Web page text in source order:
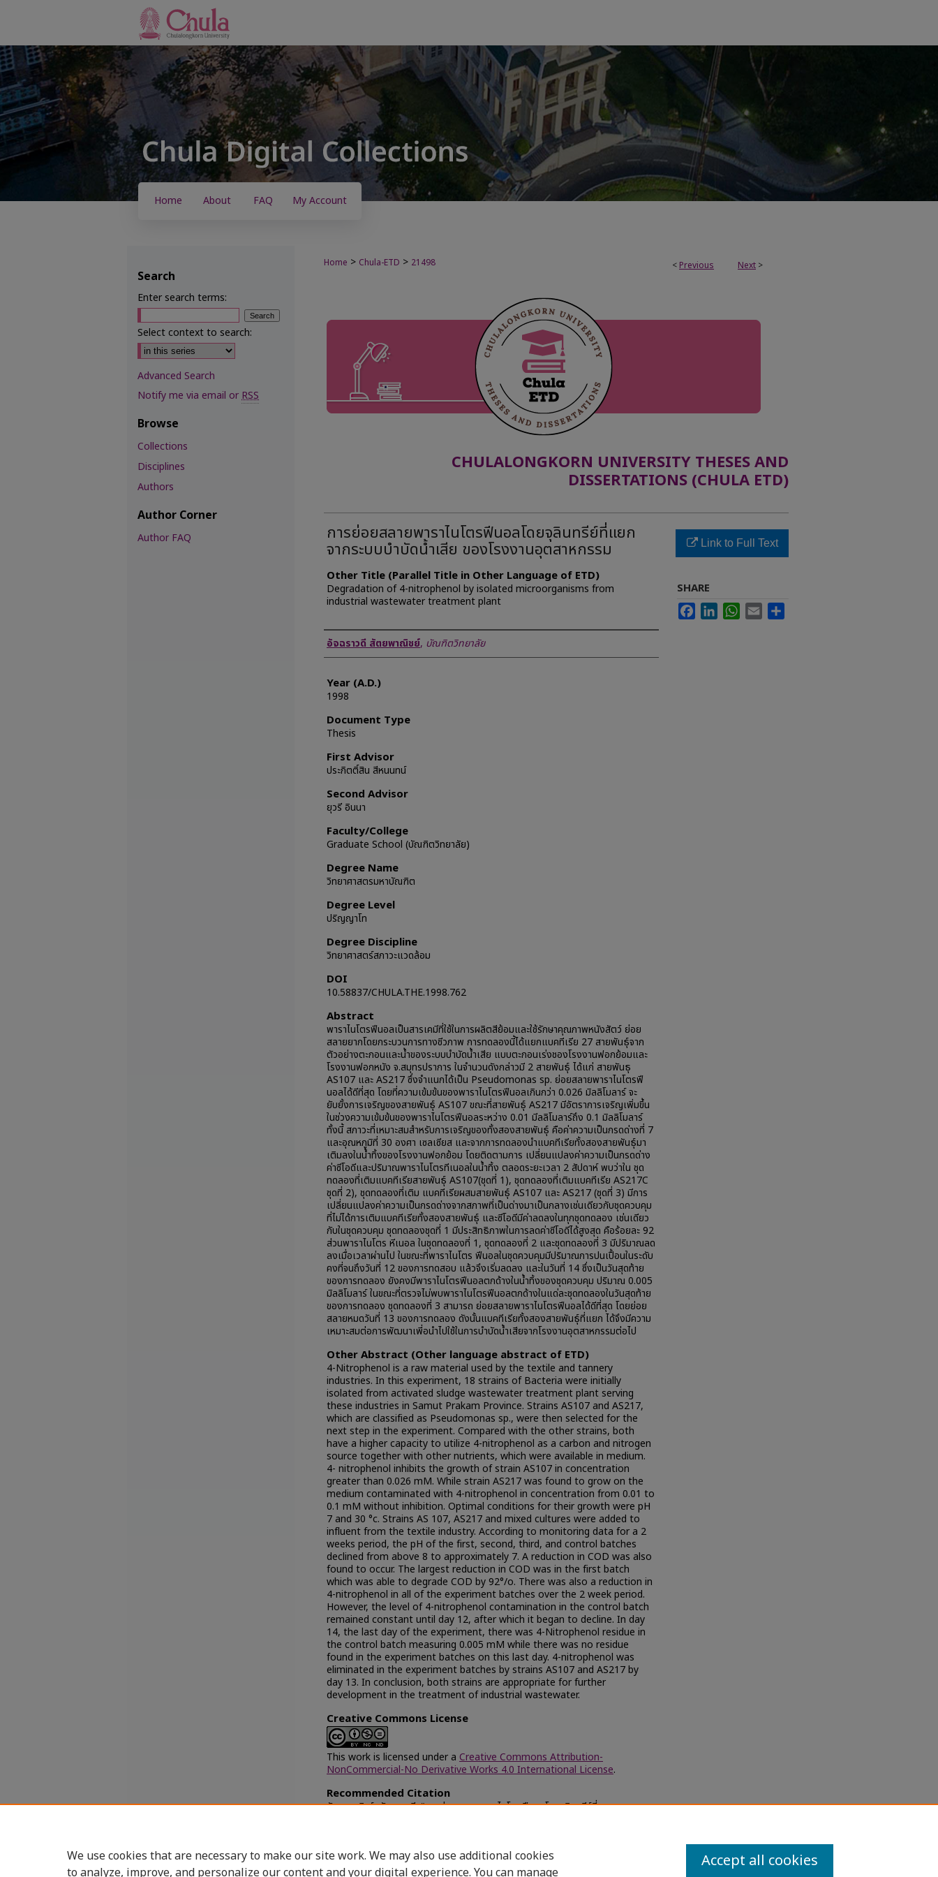
Home About FAQ My Account
< Previous Next >
Home > Chula-ETD > 21498
CHULALONGKORN UNIVERSITY THESES AND
DISSERTATIONS (CHULA ETD)
การย่อยสลายพาราไนโตรฟีนอลโดยจุลินทรีย์ที่แยก
จากระบบบำบัดน้ำเสีย ของโรงงานอุตสาหกรรม
Other Title (Parallel Title in Other Language of ETD)
Degradation of 4-nitrophenol by isolated microorganisms from
industrial wastewater treatment plant
Author
อัจฉราวดี สัตยพาณิชย์, บัณฑิตวิทยาลัย
Year (A.D.)
1998
Document Type
Thesis
First Advisor
ประกิตติ์สิน สีหนนทน์
Second Advisor
ยุวรี อินนา
Faculty/College
Graduate School (บัณฑิตวิทยาลัย)
Degree Name
วิทยาศาสตรมหาบัณฑิต
Degree Level
ปริญญาโท
Degree Discipline
วิทยาศาสตร์สภาวะแวดล้อม
DOI
10.58837/CHULA.THE.1998.762
Abstract
พาราไนโตรฟีนอลเป็นสารเคมีที่ใช้ในการผลิตสีย้อมและใช้รักษาคุณภาพหนังสัตว์ ย่อย
สลายยากโดยกระบวนการทางชีวภาพ การทดลองนี้ได้แยกแบคทีเรีย 27 สายพันธุ์จาก
ตัวอย่างตะกอนและน้ำของระบบบำบัดน้ำเสีย แบบตะกอนเร่งชองโรงงานฟอกย้อมและ
โรงงานฟอกหนัง จ.สมุทรปราการ ในจำนวนดังกล่าวมี 2 สายพันธุ์ ได้แก่ สายพันธุ
AS107 และ AS217 ซึ่งจำแนกได้เป็น Pseudomonas sp. ย่อยสลายพาราไนโตรฟี
นอลได้ดีที่สุด โดยที่ความเข้มข้นของพาราไนโตรฟีนอลเกินกว่า 0.026 มิลลิโมลาร์ จะ
ยับยั้งการเจริญของสายพันธุ์ AS107 ขณะที่สายพันธุ์ AS217 มีอัตราการเจริญเพิ่มขึ้น
ในช่วงความเข้มข้นของพาราไนโตรฟีนอลระหว่าง 0.01 มีลลิโมลาร์ถึง 0.1 มิลลิโมลาร์
ทั้งนี้ สภาวะที่เหมาะสมสำหรับการเจริญของทั้งสองสายพันธุ์ คือค่าความเป็นกรดด่างที่ 7
และอุณหภูมิที่ 30 องศา เซลเซียส และจากการทดลองนำแบคทีเรียทั้งสองสายพันธุ์มา
เติมลงในน้ำทิ้งของโรงงานฟอกย้อม โดยติดตามการ เปลี่ยนแปลงค่าความเป็นกรดด่าง
ค่าซีโอดีและปริมาณพาราไนโตรทีเนอลในน้ำทิ้ง ตลอดระยะเวลา 2 สัปดาห์ พบว่าใน ชุด
ทดลองที่เติมแบคทีเรียสายพันธุ์ AS107(ชุดที่ 1), ชุดทดลองที่เติมแบคทีเรีย AS217C
ชุดที่ 2), ชุดทดลองที่เติม แบคทีเรียผสมสายพันธุ์ AS107 และ AS217 (ชุดที่ 3) มีการ
เปลี่ยนแปลงค่าความเป็นกรดด่างจากสภาพที่เป็นด่างมาเป็นกลางเช่นเดียวกับชุดควบคุม
ที่ไม่ได้การเติมแบคทีเรียทั้งสองสายพันธุ์ และซีโอดีมีค่าลดลงในทุกชุดทดลอง เช่นเดียว
กับในชุดควบคุม ชุดทดลองชุดที่ 1 มีประสิทธิภาพในการลดค่าซีโอดีได้สูงสุด คือร้อยละ 92
ส่วนพาราไนโตร หีเนอล ในชุดทดลองที่ 1, ชุดทดลองที่ 2 และชุดทดลองที่ 3 มีปริมาณลด
ลงเมื่อเวลาผ่านไป ในขณะที่พาราไนโตร ฟีนอลในชุดควบคุมมีปริมาณการปนเปื้อนในระดับ
คงที่จนถึงวันที่ 12 ของการทดสอบ แล้วจึงเริ่มลดลง และในวันที่ 14 ซึ่งเป็นวันสุดท้าย
ของการทดลอง ยังคงมีพาราไนโตรฟีนอลตกด้างในน้ำทิ้งของชุดควบคุม ปริมาณ 0.005
มิลลิโมลาร์ ในขณะที่ตรวจไม่พบพาราไนโตรฟีนอลตกด้างในแด่ละชุดทดลองในวันสุดท้าย
ของการทดลอง ชุดทดลองที่ 3 สามารถ ย่อยสลายพาราไนโตรฟีนอลได้ดีที่สุด โดยย่อย
สลายหมดวันที่ 13 ของการทดลอง ดังนั้นแบคทีเรียทั้งสองสายพันธุ์ที่แยก ได้จึงมีความ
เหมาะสมต่อการพัฒนาเพี่อนำไปใช้ในการบำบัดน้ำเสียจากโรงงานอุตสาหกรรมต่อไป
Other Abstract (Other language abstract of ETD)
4-Nitrophenol is a raw material used by the textile and tannery
industries. In this experiment, 18 strains of Bacteria were initially
isolated from activated sludge wastewater treatment plant serving
these industries in Samut Prakam Province. Strains AS107 and AS217,
which are classified as Pseudomonas sp., were then selected for the
next step in the experiment. Compared with the other strains, both
have a higher capacity to utilize 4-nitrophenol as a carbon and nitrogen
source together with other nutrients, which were available in medium.
4- nitrophenol inhibits the growth of strain AS107 in concentration
greater than 0.026 mM. While strain AS217 was found to grow on the
medium contaminated with 4-nitrophenol in concentration from 0.01 to
0.1 mM without inhibition. Optimal conditions for their growth were pH
7 and 30 °c. Strains AS 107, AS217 and mixed cultures were added to
influent from the textile industry. According to monitoring data for a 2
weeks period, the pH of the first, second, third, and control batches
declined from above 8 to approximately 7. A reduction in COD was also
found to occur. The largest reduction in COD was in the first batch
which was able to degrade COD by 92°/o. There was also a reduction in
4-nitrophenol in all of the experiment batches over the 2 week period.
However, the level of 4-nitrophenol contamination in the control batch
remained constant until day 12, after which it began to decline. In day
14, the last day of the experiment, there was 4-Nitrophenol residue in
the control batch measuring 0.005 mM while there was no residue
found in the experiment batches on this last day. 4-nitrophenol was
eliminated in the experiment batches by strains AS107 and AS217 by
day 13. In conclusion, both strains are appropriate for further
development in the treatment of industrial wastewater.
Creative Commons License
This work is licensed under a Creative Commons Attribution-
NonCommercial-No Derivative Works 4.0 International License.
Recommended Citation
สัตยพาณิชย์, อัจฉราวดี, "การย่อยสลายพาราไนโตรฟีนอลโดยจุลินทรีย์ที่แยกจากระบบ
Link to Full Text
SHARE
FacebookLinkedInWhatsApp
Email
Search
Enter search terms:
Select context to search:
Advanced Search
Notify me via email orRSS
Browse
Collections
Disciplines
Authors
Author Corner
Author FAQ
We use cookies that are necessary to make our site work. We may also use additional cookies
to analyze, improve, and personalize our content and your digital experience. You can manage
Accept all cookies